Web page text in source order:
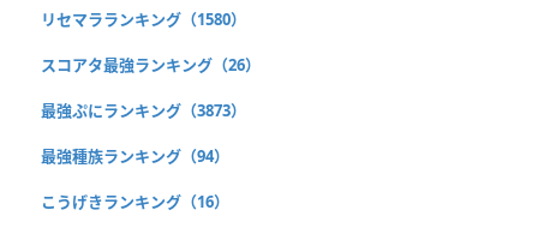
リセマラランキング（1580）
スコアタ最強ランキング（26）
最強ぷにランキング（3873）
最強種族ランキング（94）
こうげきランキング（16）